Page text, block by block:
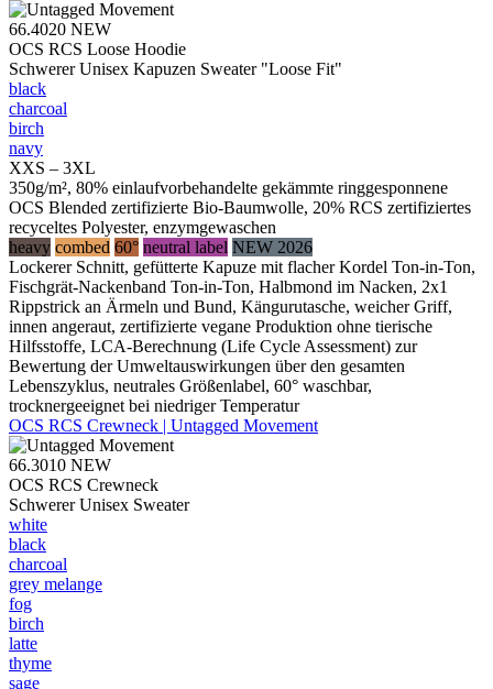
66.4020 NEW
OCS RCS Loose Hoodie
Schwerer Unisex Kapuzen Sweater "Loose Fit"
black
charcoal
birch
navy
XXS – 3XL
350g/m², 80% einlaufvorbehandelte gekämmte ringgesponnene
OCS Blended zertifizierte Bio-Baumwolle, 20% RCS zertifiziertes
recyceltes Polyester, enzymgewaschen
heavy combed 60° neutral label NEW 2026
Lockerer Schnitt, gefütterte Kapuze mit flacher Kordel Ton-in-Ton,
Fischgrät-Nackenband Ton-in-Ton, Halbmond im Nacken, 2x1
Rippstrick an Ärmeln und Bund, Kängurutasche, weicher Griff,
innen angeraut, zertifizierte vegane Produktion ohne tierische
Hilfsstoffe, LCA-Berechnung (Life Cycle Assessment) zur
Bewertung der Umweltauswirkungen über den gesamten
Lebenszyklus, neutrales Größenlabel, 60° waschbar,
trocknergeeignet bei niedriger Temperatur
OCS RCS Crewneck | Untagged Movement
66.3010 NEW
OCS RCS Crewneck
Schwerer Unisex Sweater
white
black
charcoal
grey melange
fog
birch
latte
thyme
sage